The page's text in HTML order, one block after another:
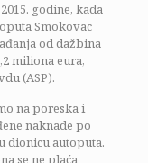
godine, kada
Smokovac
od dažbina
miliona eura,
(ASP).
na poreska i
naknade po
dionicu autoputa.
se ne plaća